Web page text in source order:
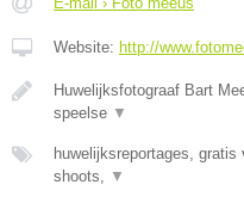
Website: http://
Huwelijksfotograaf Bart
speelse ▼
huwelijksreportages,
shoots, ▼